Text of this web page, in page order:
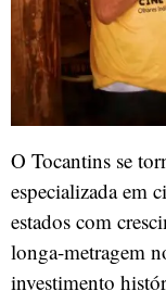
O Tocantins se
especializada em
estados com
longa-metragem
investimento